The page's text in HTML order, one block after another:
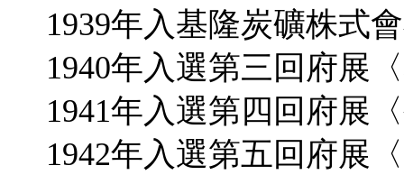
1939年入基隆炭礦株式
1940年入選第三回府展
1941年入選第四回府展
1942年入選第五回府展